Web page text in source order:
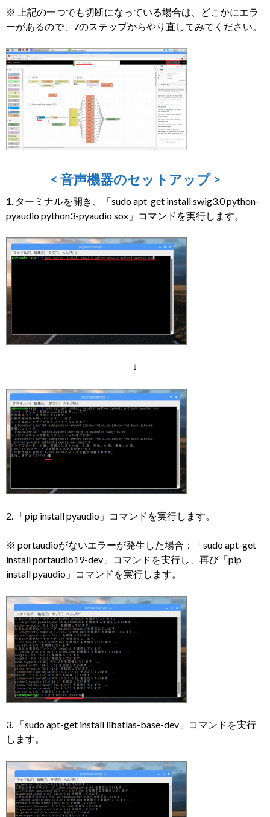
※ 上記の一つでも切断になっている場合は、どこかにエラ
ーがあるので、7のステップからやり直してみてください。
< 音声機器のセットアップ >
1. ターミナルを開き、「sudo apt-get install swig3.0 python-
pyaudio python3-pyaudio sox」コマンドを実行します。
↓
2. 「pip install pyaudio」コマンドを実行します。
※ portaudioがないエラーが発生した場合：「sudo apt-get
install portaudio19-dev」コマンドを実行し、再び「pip
install pyaudio」コマンドを実行します。
3. 「sudo apt-get install libatlas-base-dev」コマンドを実行
します。